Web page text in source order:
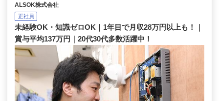
ALSOK株式会社
正社員
未経験OK・知識ゼロOK｜1年目で月収28万円以上も！｜
賞与平均137万円｜20代30代多数活躍中！